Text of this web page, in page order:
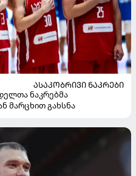
ᲐᲡᲐᲙᲝᲑᲠᲘᲕᲘ ᲜᲐᲙᲠᲔᲑᲘ
ნაკრებმა
მარცხით გახსნა